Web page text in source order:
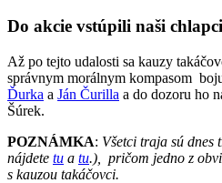
Do akcie vstúpili naši chlapci
Až po tejto udalosti sa kauzy
správnym morálnym kompasom
Ďurka a Ján Čurilla a do dozoru ho
Šúrek.
POZNÁMKA: Všetci traja sú dnes
nájdete tu a tu.), pričom jedno z
s kauzou takáčovci.